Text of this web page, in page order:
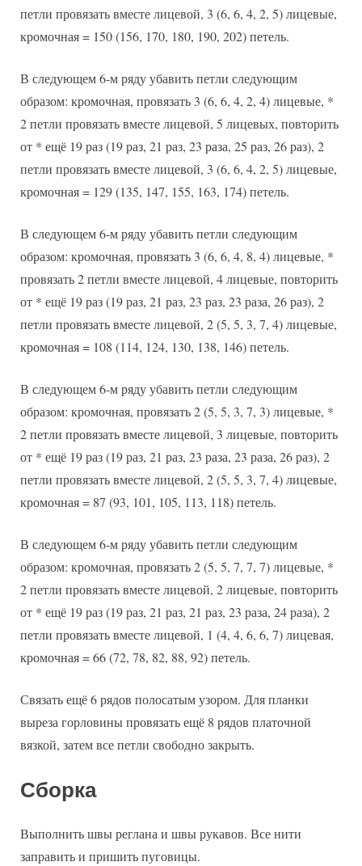
петли провязать вместе лицевой, 3 (6, 6, 4, 2, 5) лицевые,
кромочная = 150 (156, 170, 180, 190, 202) петель.
В следующем 6-м ряду убавить петли следующим
образом: кромочная, провязать 3 (6, 6, 4, 2, 4) лицевые, *
2 петли провязать вместе лицевой, 5 лицевых, повторить
от * ещё 19 раз (19 раз, 21 раз, 23 раза, 25 раз, 26 раз), 2
петли провязать вместе лицевой, 3 (6, 6, 4, 2, 5) лицевые,
кромочная = 129 (135, 147, 155, 163, 174) петель.
В следующем 6-м ряду убавить петли следующим
образом: кромочная, провязать 3 (6, 6, 4, 8, 4) лицевые, *
провязать 2 петли вместе лицевой, 4 лицевые, повторить
от * ещё 19 раз (19 раз, 21 раз, 23 раз, 23 раза, 26 раз), 2
петли провязать вместе лицевой, 2 (5, 5, 3, 7, 4) лицевые,
кромочная = 108 (114, 124, 130, 138, 146) петель.
В следующем 6-м ряду убавить петли следующим
образом: кромочная, провязать 2 (5, 5, 3, 7, 3) лицевые, *
2 петли провязать вместе лицевой, 3 лицевые, повторить
от * ещё 19 раз (19 раз, 21 раз, 23 раза, 23 раза, 26 раз), 2
петли провязать вместе лицевой, 2 (5, 5, 3, 7, 4) лицевые,
кромочная = 87 (93, 101, 105, 113, 118) петель.
В следующем 6-м ряду убавить петли следующим
образом: кромочная, провязать 2 (5, 5, 7, 7, 7) лицевые, *
2 петли провязать вместе лицевой, 2 лицевые, повторить
от * ещё 19 раз (19 раз, 21 раз, 21 раз, 23 раза, 24 раза), 2
петли провязать вместе лицевой, 1 (4, 4, 6, 6, 7) лицевая,
кромочная = 66 (72, 78, 82, 88, 92) петель.
Связать ещё 6 рядов полосатым узором. Для планки
выреза горловины провязать ещё 8 рядов платочной
вязкой, затем все петли свободно закрыть.
Сборка
Выполнить швы реглана и швы рукавов. Все нити
заправить и пришить пуговицы.